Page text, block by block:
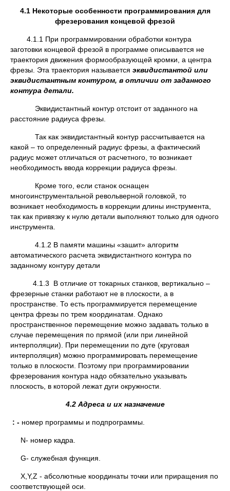
4.1 Некоторые особенности программирования для
фрезерования концевой фрезой
4.1.1 При программировании обработки контура
заготовки концевой фрезой в программе описывается не
траектория движения формообразующей кромки, а центра
фрезы. Эта траектория называется эквидистантой или
эквидистантным контуром, в отличии от заданного
контура детали.
Эквидистантный контур отстоит от заданного на
расстояние радиуса фрезы.
Так как эквидистантный контур рассчитывается на
какой – то определенный радиус фрезы, а фактический
радиус может отличаться от расчетного, то возникает
необходимость ввода коррекции радиуса фрезы.
Кроме того, если станок оснащен
многоинструментальной револьверной головкой, то
возникает необходимость в коррекции длины инструмента,
так как привязку к нулю детали выполняют только для одного
инструмента.
4.1.2 В памяти машины «зашит» алгоритм
автоматического расчета эквидистантного контура по
заданному контуру детали
4.1.3 В отличие от токарных станков, вертикально –
фрезерные станки работают не в плоскости, а в
пространстве. То есть программируется перемещение
центра фрезы по трем координатам. Однако
пространственное перемещение можно задавать только в
случае перемещения по прямой (или при линейной
интерполяции). При перемещении по дуге (круговая
интерполяция) можно программировать перемещение
только в плоскости. Поэтому при программировании
фрезерования контура надо обязательно указывать
плоскость, в которой лежат дуги окружности.
4.2 Адреса и их назначение
: - номер программы и подпрограммы.
N- номер кадра.
G- служебная функция.
X,Y,Z - абсолютные координаты точки или приращения по
соответствующей оси.